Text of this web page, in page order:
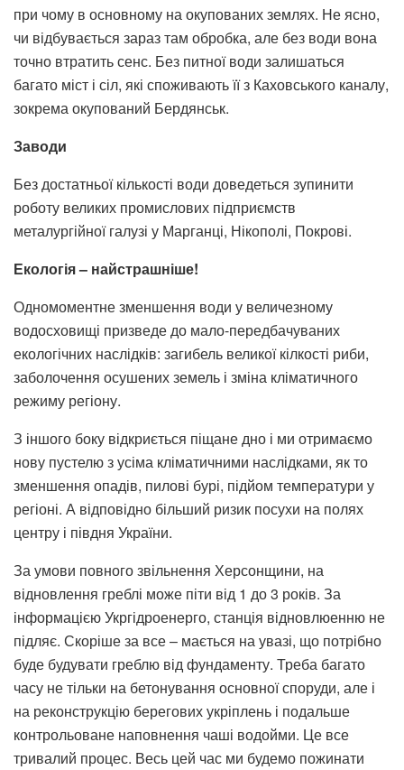
при чому в основному на окупованих землях. Не ясно,
чи відбувається зараз там обробка, але без води вона
точно втратить сенс. Без питної води залишаться
багато міст і сіл, які споживають її з Каховського каналу,
зокрема окупований Бердянськ.
Заводи
Без достатньої кількості води доведеться зупинити
роботу великих промислових підприємств
металургійної галузі у Марганці, Нікополі, Покрові.
Екологія – найстрашніше!
Одномоментне зменшення води у величезному
водосховищі призведе до мало-передбачуваних
екологічних наслідків: загибель великої кілкості риби,
заболочення осушених земель і зміна кліматичного
режиму регіону.
З іншого боку відкриється піщане дно і ми отримаємо
нову пустелю з усіма кліматичними наслідками, як то
зменшення опадів, пилові бурі, підйом температури у
регіоні. А відповідно більший ризик посухи на полях
центру і півдня України.
За умови повного звільнення Херсонщини, на
відновлення греблі може піти від 1 до 3 років. За
інформацією Укргідроенерго, станція відновлюенню не
підляє. Скоріше за все – мається на увазі, що потрібно
буде будувати греблю від фундаменту. Треба багато
часу не тільки на бетонування основної споруди, але і
на реконструкцію берегових укріплень і подальше
контрольоване наповнення чаші водойми. Це все
тривалий процес. Весь цей час ми будемо пожинати